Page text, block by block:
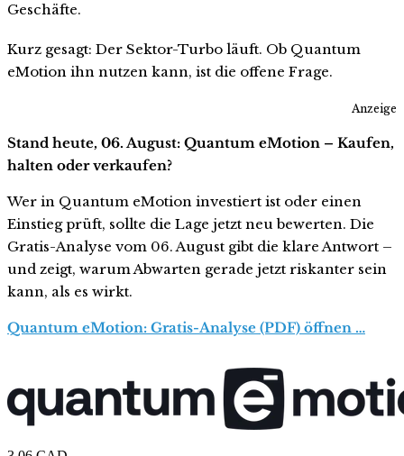
Geschäfte.
Kurz gesagt: Der Sektor-Turbo läuft. Ob Quantum
eMotion ihn nutzen kann, ist die offene Frage.
Anzeige
Stand heute, 06. August: Quantum eMotion – Kaufen,
halten oder verkaufen?
Wer in Quantum eMotion investiert ist oder einen
Einstieg prüft, sollte die Lage jetzt neu bewerten. Die
Gratis-Analyse vom 06. August gibt die klare Antwort –
und zeigt, warum Abwarten gerade jetzt riskanter sein
kann, als es wirkt.
Quantum eMotion: Gratis-Analyse (PDF) öffnen …